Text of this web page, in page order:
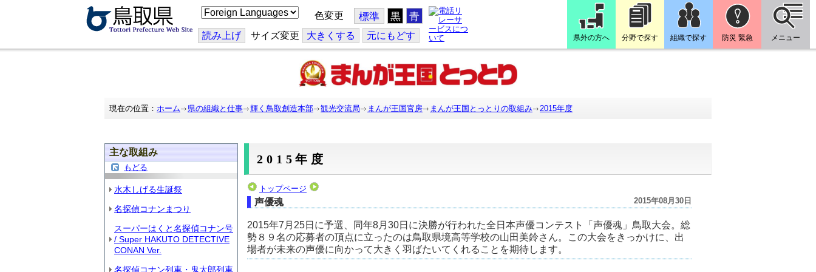
こ
の
ジ
を
色変更 標準 黒 青
読み上げ サイズ変更 大きくする 元にもどす 県外の方へ 分野で探す 組織で探す 防災 緊急 メニュー
現在の位置： ホーム 県の組織と仕事 輝く鳥取創造本部 観光交流局 まんが王国官房 まんが王国とっとりの取組み 2015年度
主な取組み
もどる
水木しげる生誕祭
名探偵コナンまつり
スーパーはくと名探偵コナン号
/ Super HAKUTO DETECTIVE
CONAN Ver.
名探偵コナン列車・鬼太郎列車
2015年度
トップページ
2015年08月30日
声優魂
2015年7月25日に予選、同年8月30日に決勝が行われた全日本声優コンテスト「声優魂」鳥取大会。総
勢８９名の応募者の頂点に立ったのは鳥取県境高等学校の山田美鈴さん。この大会をきっかけに、出
場者が未来の声優に向かって大きく羽ばたいてくれることを期待します。